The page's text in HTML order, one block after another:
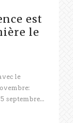
est
le
le
septembre...